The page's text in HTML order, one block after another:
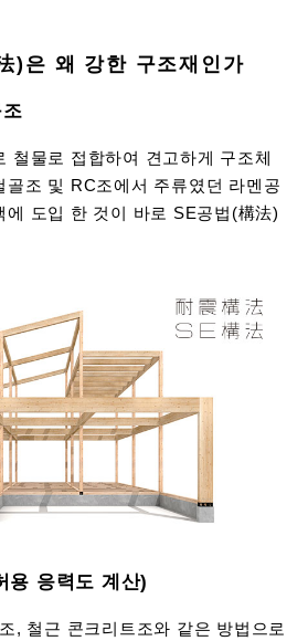
)은 왜 강한 구조재인가
철물로 접합하여 견고하게 구조체
골조 및 RC조에서 주류였던 라멘공
에 도입 한 것이 바로 SE공법(構法)
용 응력도 계산)
, 철근 콘크리트조와 같은 방법으로